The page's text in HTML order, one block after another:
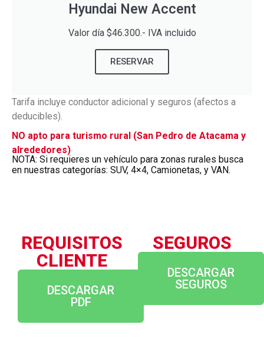
Hyundai New Accent
Valor día $46.300.- IVA incluido
RESERVAR
Tarifa incluye conductor adicional y seguros (afectos a
deducibles).
NO apto para turismo rural (San Pedro de Atacama y
alrededores)
NOTA: Si requieres un vehículo para zonas rurales busca
en nuestras categorías: SUV, 4×4, Camionetas, y VAN.
REQUISITOS
CLIENTE
DESCARGAR
PDF
SEGUROS
DESCARGAR
SEGUROS